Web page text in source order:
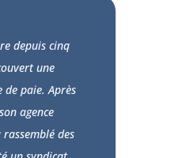
depuis cinq
une
de paie. Après
agence
rassemblé des